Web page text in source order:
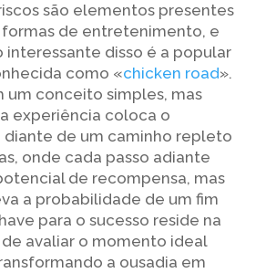
são elementos presentes
formas de entretenimento, e
interessante disso é a popular
como «chicken road».
um conceito simples, mas
experiência coloca o
de um caminho repleto
onde cada passo adiante
de recompensa, mas
a probabilidade de um fim
para o sucesso reside na
avaliar o momento ideal
a ousadia em